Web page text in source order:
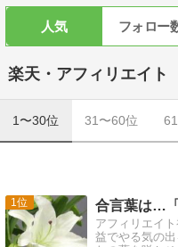
人気 フォロー
楽天・アフィリエイト
1〜30位 31〜60位
1
アフィリエイ
益でやる気の